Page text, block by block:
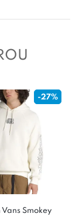
-24%
Adicolor